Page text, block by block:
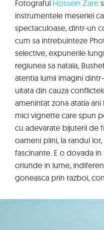
Fotograful Hossein Zare
instrumentele meseriei
spectaculoase, dintr-un
cum sa intrebuinteze
selective, expunerile
regiunea sa natala,
atentia lumii imagini
uitata din cauza
amenintat zona atatia
mici vignette care spun
cu adevarate bijuterii de
oameni plini, la randul
fascinante. E o dovada
oriunde in lume,
goneasca prin razboi,